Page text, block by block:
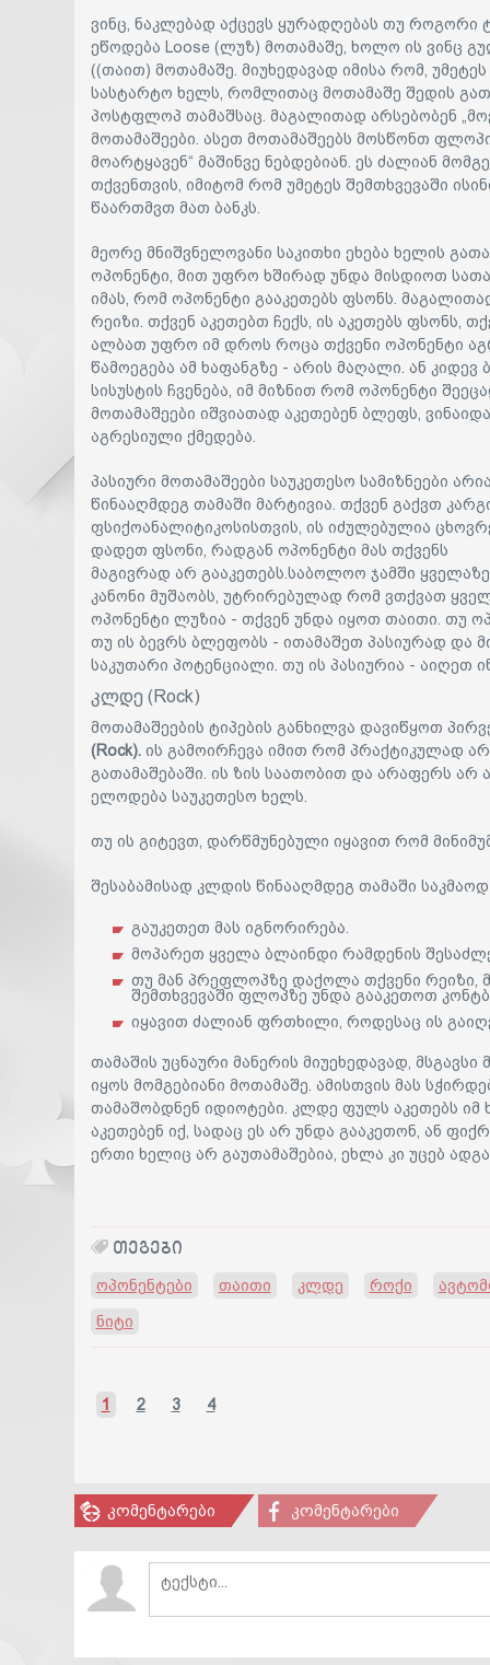
ვინც, ნაკლებად აქცევს ყურადღებას თუ როგორი
ეწოდება Loose (ლუზ) მოთამაშე, ხოლო ის ვინც
((თაით) მოთამაშე. მიუხედავად იმისა რომ,
სასტარტო ხელს, რომლითაც მოთამაშე შედის
პოსტფლოპ თამაშსაც. მაგალითად არსებობენ
მოთამაშეები. ასეთ მოთამაშეებს მოსწონთ
მოარტყავენ“ მაშინვე ნებდებიან. ეს ძალიან
თქვენთვის, იმიტომ რომ უმეტეს შემთხვევაში
წაართმვთ მათ ბანკს.
მეორე მნიშვნელოვანი საკითხი ეხება ხელის
ოპონენტი, მით უფრო ხშირად უნდა მისდიოთ
იმას, რომ ოპონენტი გააკეთებს ფსონს.
რეიზი. თქვენ აკეთებთ ჩექს, ის აკეთებს ფსონს,
ალბათ უფრო იმ დროს როცა თქვენი ოპონენტი
წამოეგება ამ ხაფანგზე - არის მაღალი. ან
სისუსტის ჩვენება, იმ მიზნით რომ ოპონენტი
მოთამაშეები იშვიათად აკეთებენ ბლეფს,
აგრესიული ქმედება.
პასიური მოთამაშეები საუკეთესო სამიზნეები
წინააღმდეგ თამაში მარტივია. თქვენ გაქვთ
ფსიქოანალიტიკოსისთვის, ის იძულებულია
დადეთ ფსონი, რადგან ოპონენტი მას თქვენს
მაგივრად არ გააკეთებს.საბოლოო ჯამში
კანონი მუშაობს, უტრირებულად რომ ვთქვათ
ოპონენტი ლუზია - თქვენ უნდა იყოთ თაითი. თუ
თუ ის ბევრს ბლეფობს - ითამაშეთ პასიურად და
საკუთარი პოტენციალი. თუ ის პასიურია - აიღეთ
კლდე (Rock)
მოთამაშეების ტიპების განხილვა დავიწყოთ
(Rock). ის გამოირჩევა იმით რომ პრაქტიკულად
გათამაშებაში. ის ზის საათობით და არაფერს არ
ელოდება საუკეთესო ხელს.
თუ ის გიტევთ, დარწმუნებული იყავით რომ
შესაბამისად კლდის წინააღმდეგ თამაში
გაუკეთეთ მას იგნორირება.
მოპარეთ ყველა ბლაინდი რამდენის
თუ მან პრეფლოპზე დაქოლა თქვენი რეიზი,
შემთხვევაში ფლოპზე უნდა გააკეთოთ
იყავით ძალიან ფრთხილი, როდესაც ის
თამაშის უცნაური მანერის მიუეხედავად,
იყოს მომგებიანი მოთამაშე. ამისთვის მას
თამაშობდნენ იდიოტები. კლდე ფულს აკეთებს
აკეთებენ იქ, სადაც ეს არ უნდა გააკეთონ, ან
ერთი ხელიც არ გაუთამაშებია, ეხლა კი უცებ
ᲗᲔᲒᲔᲑᲘ
ოპონენტები თაითი კლდე როქი
ნიტი
1 2 3 4
კომენტარები კომენტარები